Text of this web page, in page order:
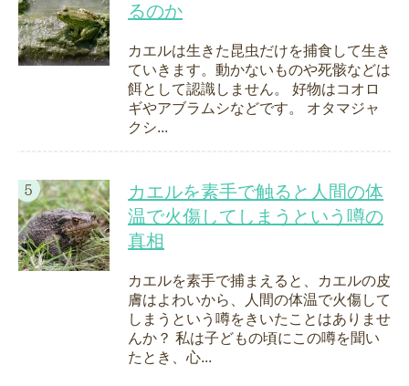
るのか
カエルは生きた昆虫だけを捕食して生き
ていきます。動かないものや死骸などは
餌として認識しません。 好物はコオロ
ギやアブラムシなどです。 オタマジャ
クシ...
カエルを素手で触ると人間の体
温で火傷してしまうという噂の
真相
カエルを素手で捕まえると、カエルの皮
膚はよわいから、人間の体温で火傷して
しまうという噂をきいたことはありませ
んか？ 私は子どもの頃にこの噂を聞い
たとき、心...